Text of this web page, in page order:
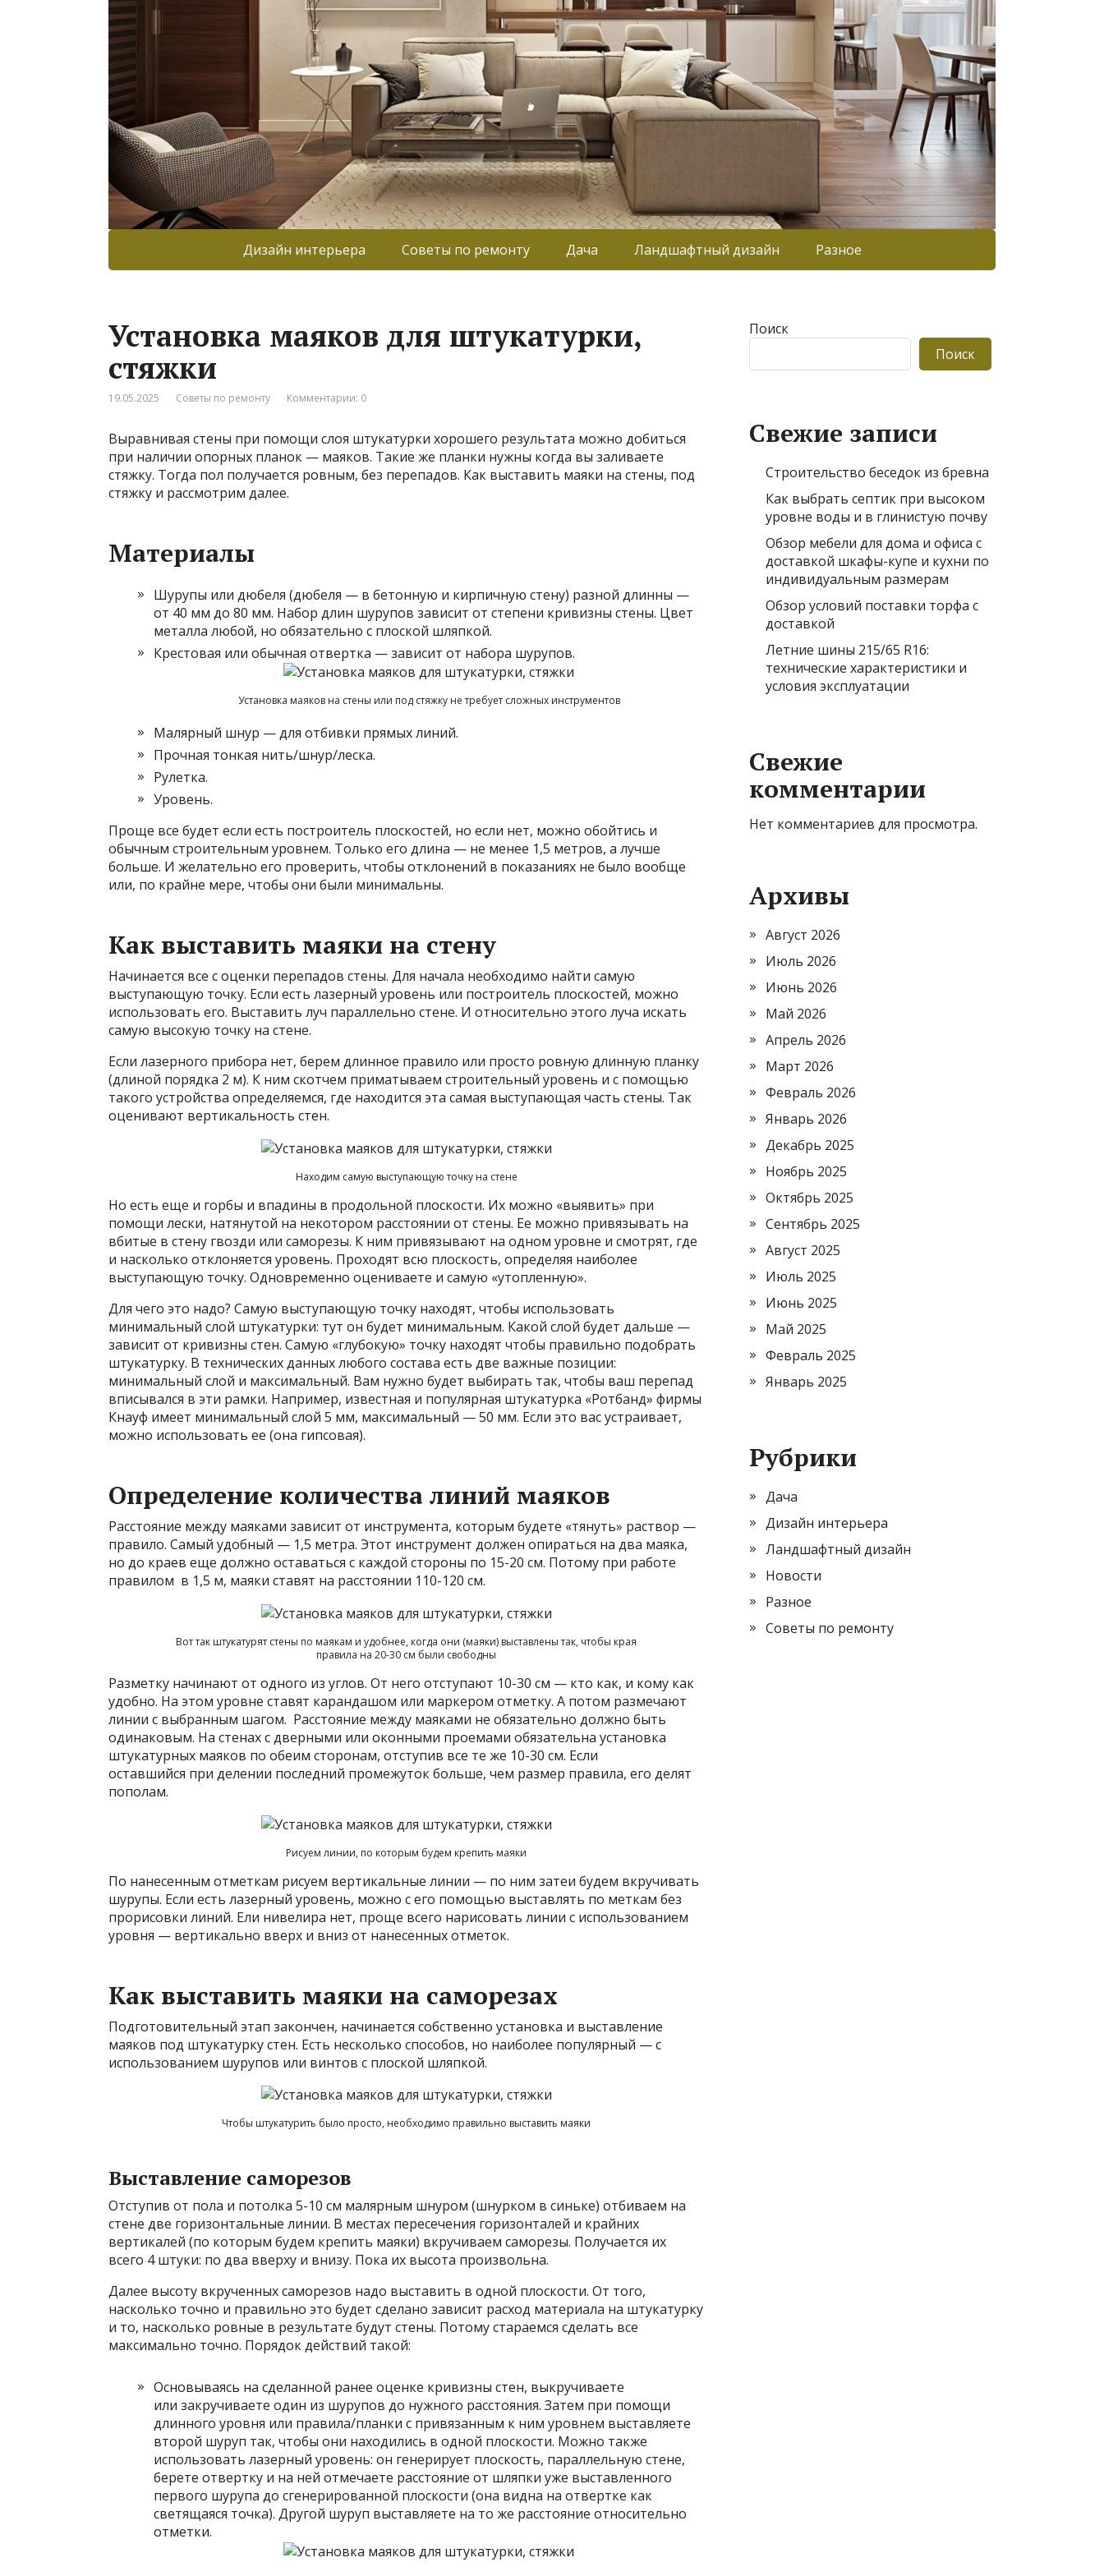
Дизайн интерьера Советы по ремонту Дача Ландшафтный дизайн Разное
Установка маяков для штукатурки,
стяжки
19.05.2025 Советы по ремонту Комментарии: 0
Выравнивая стены при помощи слоя штукатурки хорошего результата можно добиться
при наличии опорных планок — маяков. Такие же планки нужны когда вы заливаете
стяжку. Тогда пол получается ровным, без перепадов. Как выставить маяки на стены, под
стяжку и рассмотрим далее.
Материалы
Шурупы или дюбеля (дюбеля — в бетонную и кирпичную стену) разной длинны —
от 40 мм до 80 мм. Набор длин шурупов зависит от степени кривизны стены. Цвет
металла любой, но обязательно с плоской шляпкой.
Крестовая или обычная отвертка — зависит от набора шурупов.
Установка маяков на стены или под стяжку не требует сложных инструментов
Малярный шнур — для отбивки прямых линий.
Прочная тонкая нить/шнур/леска.
Рулетка.
Уровень.
Проще все будет если есть построитель плоскостей, но если нет, можно обойтись и
обычным строительным уровнем. Только его длина — не менее 1,5 метров, а лучше
больше. И желательно его проверить, чтобы отклонений в показаниях не было вообще
или, по крайне мере, чтобы они были минимальны.
Как выставить маяки на стену
Начинается все с оценки перепадов стены. Для начала необходимо найти самую
выступающую точку. Если есть лазерный уровень или построитель плоскостей, можно
использовать его. Выставить луч параллельно стене. И относительно этого луча искать
самую высокую точку на стене.
Если лазерного прибора нет, берем длинное правило или просто ровную длинную планку
(длиной порядка 2 м). К ним скотчем приматываем строительный уровень и с помощью
такого устройства определяемся, где находится эта самая выступающая часть стены. Так
оценивают вертикальность стен.
Находим самую выступающую точку на стене
Но есть еще и горбы и впадины в продольной плоскости. Их можно «выявить» при
помощи лески, натянутой на некотором расстоянии от стены. Ее можно привязывать на
вбитые в стену гвозди или саморезы. К ним привязывают на одном уровне и смотрят, где
и насколько отклоняется уровень. Проходят всю плоскость, определяя наиболее
выступающую точку. Одновременно оцениваете и самую «утопленную».
Для чего это надо? Самую выступающую точку находят, чтобы использовать
минимальный слой штукатурки: тут он будет минимальным. Какой слой будет дальше —
зависит от кривизны стен. Самую «глубокую» точку находят чтобы правильно подобрать
штукатурку. В технических данных любого состава есть две важные позиции:
минимальный слой и максимальный. Вам нужно будет выбирать так, чтобы ваш перепад
вписывался в эти рамки. Например, известная и популярная штукатурка «Ротбанд» фирмы
Кнауф имеет минимальный слой 5 мм, максимальный — 50 мм. Если это вас устраивает,
можно использовать ее (она гипсовая).
Определение количества линий маяков
Расстояние между маяками зависит от инструмента, которым будете «тянуть» раствор —
правило. Самый удобный — 1,5 метра. Этот инструмент должен опираться на два маяка,
но до краев еще должно оставаться с каждой стороны по 15-20 см. Потому при работе
правилом в 1,5 м, маяки ставят на расстоянии 110-120 см.
Вот так штукатурят стены по маякам и удобнее, когда они (маяки) выставлены так, чтобы края
правила на 20-30 см были свободны
Разметку начинают от одного из углов. От него отступают 10-30 см — кто как, и кому как
удобно. На этом уровне ставят карандашом или маркером отметку. А потом размечают
линии с выбранным шагом. Расстояние между маяками не обязательно должно быть
одинаковым. На стенах с дверными или оконными проемами обязательна установка
штукатурных маяков по обеим сторонам, отступив все те же 10-30 см. Если
оставшийся при делении последний промежуток больше, чем размер правила, его делят
пополам.
Рисуем линии, по которым будем крепить маяки
По нанесенным отметкам рисуем вертикальные линии — по ним затеи будем вкручивать
шурупы. Если есть лазерный уровень, можно с его помощью выставлять по меткам без
прорисовки линий. Ели нивелира нет, проще всего нарисовать линии с использованием
уровня — вертикально вверх и вниз от нанесенных отметок.
Как выставить маяки на саморезах
Подготовительный этап закончен, начинается собственно установка и выставление
маяков под штукатурку стен. Есть несколько способов, но наиболее популярный — с
использованием шурупов или винтов с плоской шляпкой.
Чтобы штукатурить было просто, необходимо правильно выставить маяки
Выставление саморезов
Отступив от пола и потолка 5-10 см малярным шнуром (шнурком в синьке) отбиваем на
стене две горизонтальные линии. В местах пересечения горизонталей и крайних
вертикалей (по которым будем крепить маяки) вкручиваем саморезы. Получается их
всего 4 штуки: по два вверху и внизу. Пока их высота произвольна.
Далее высоту вкрученных саморезов надо выставить в одной плоскости. От того,
насколько точно и правильно это будет сделано зависит расход материала на штукатурку
и то, насколько ровные в результате будут стены. Потому стараемся сделать все
максимально точно. Порядок действий такой:
Основываясь на сделанной ранее оценке кривизны стен, выкручиваете
или закручиваете один из шурупов до нужного расстояния. Затем при помощи
длинного уровня или правила/планки с привязанным к ним уровнем выставляете
второй шуруп так, чтобы они находились в одной плоскости. Можно также
использовать лазерный уровень: он генерирует плоскость, параллельную стене,
берете отвертку и на ней отмечаете расстояние от шляпки уже выставленного
первого шурупа до сгенерированной плоскости (она видна на отвертке как
светящаяся точка). Другой шуруп выставляете на то же расстояние относительно
отметки.
Поиск
Поиск
Свежие записи
Строительство беседок из бревна
Как выбрать септик при высоком
уровне воды и в глинистую почву
Обзор мебели для дома и офиса с
доставкой шкафы-купе и кухни по
индивидуальным размерам
Обзор условий поставки торфа с
доставкой
Летние шины 215/65 R16:
технические характеристики и
условия эксплуатации
Свежие
комментарии
Нет комментариев для просмотра.
Архивы
Август 2026
Июль 2026
Июнь 2026
Май 2026
Апрель 2026
Март 2026
Февраль 2026
Январь 2026
Декабрь 2025
Ноябрь 2025
Октябрь 2025
Сентябрь 2025
Август 2025
Июль 2025
Июнь 2025
Май 2025
Февраль 2025
Январь 2025
Рубрики
Дача
Дизайн интерьера
Ландшафтный дизайн
Новости
Разное
Советы по ремонту